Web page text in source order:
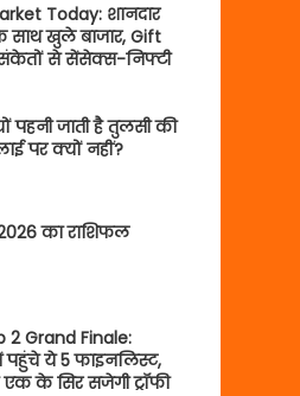
Today: शानदार
साथ खुले बाजार, Gift
से सेंसेक्स-निफ्टी
पहनी जाती है तुलसी की
पर क्यों नहीं?
का राशिफल
2 Grand Finale:
ये 5 फाइनलिस्ट,
के सिर सजेगी ट्रॉफी